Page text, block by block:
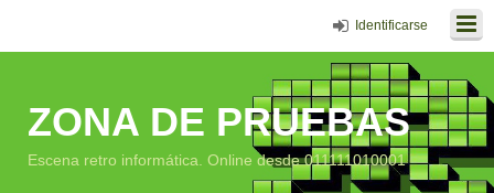
Identificarse
ZONA DE PRUEBAS
Escena retro informática. Online desde 011111010001